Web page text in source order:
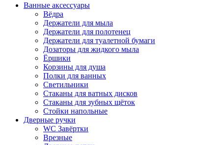
Ванные аксессуары
Вёдра
Держатели для мыла
Держатели для полотенец
Держатели для туалетной бумаги
Дозаторы для жидкого мыла
Ёршики
Корзины для душа
Полки для ванных
Светильники
Стаканы для ватных дисков
Стаканы для зубных щёток
Стойки напольные
Дверные ручки
WC Завёртки
Врезные